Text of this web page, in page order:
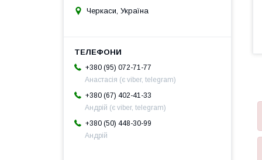
Черкаси, Україна
+380 (95) 072-71-77
Анастасія (є viber, telegram)
+380 (67) 402-41-33
Андрій (є viber, telegram)
+380 (50) 448-30-99
Андрій